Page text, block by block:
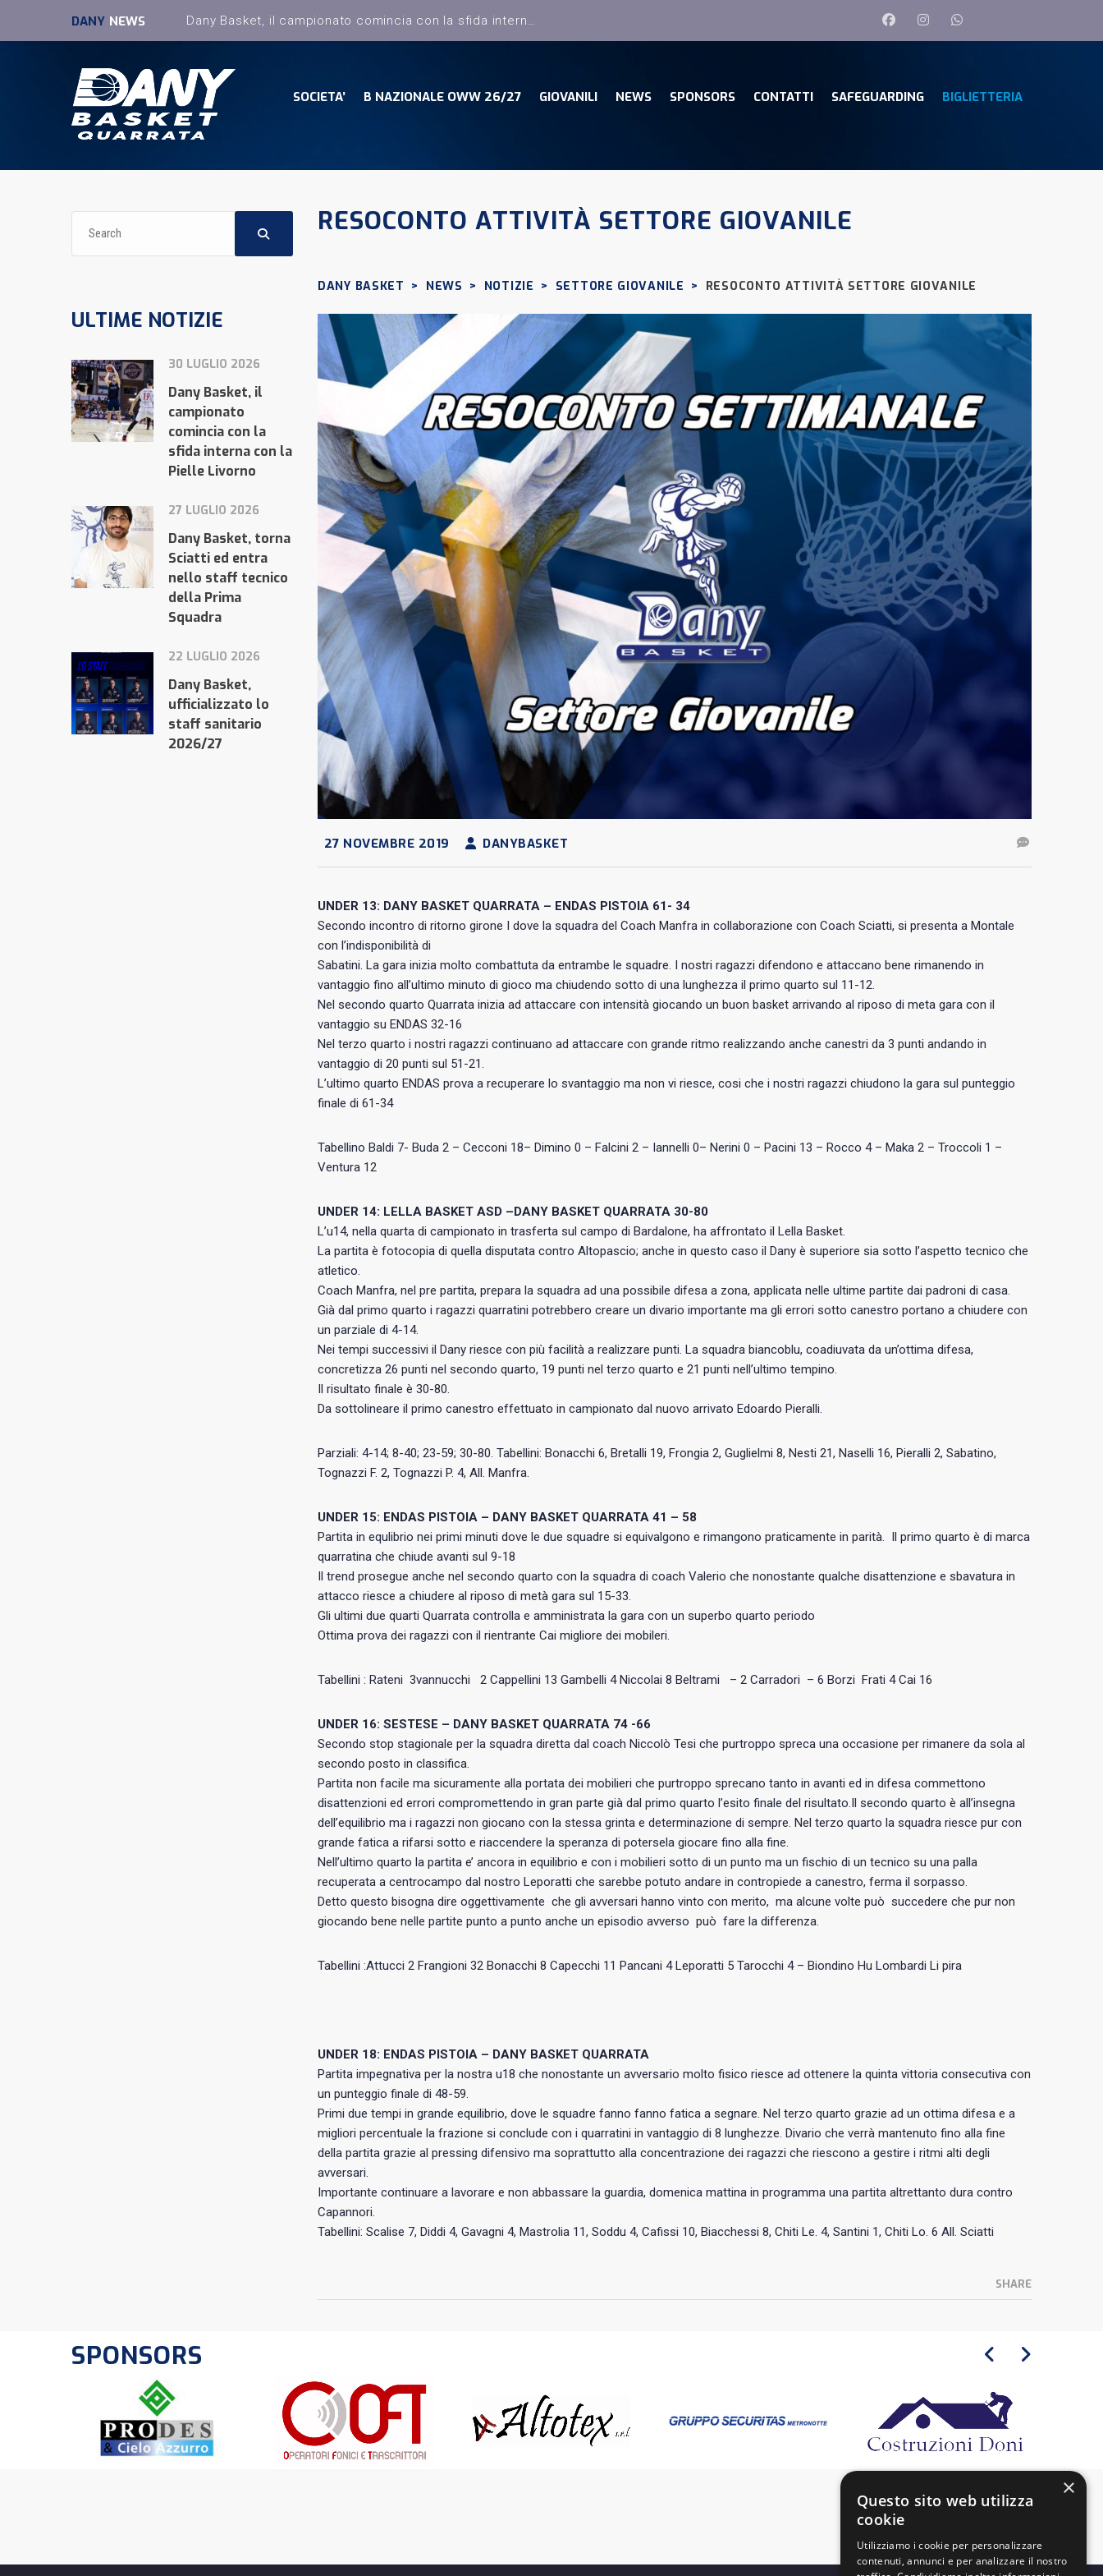
DANY NEWS
SOCIETA’ B NAZIONALE OWW 26/27 GIOVANILI NEWS SPONSORS CONTATTI SAFEGUARDING BIGLIETTERIA
RESOCONTO ATTIVITÀ SETTORE GIOVANILE
DANY BASKET > NEWS > NOTIZIE > SETTORE GIOVANILE > RESOCONTO ATTIVITÀ SETTORE GIOVANILE
27 NOVEMBRE 2019 DANYBASKET
UNDER 13: DANY BASKET QUARRATA – ENDAS PISTOIA 61- 34
Secondo incontro di ritorno girone I dove la squadra del Coach Manfra in collaborazione con Coach Sciatti, si presenta a Montale
con l’indisponibilità di
Sabatini. La gara inizia molto combattuta da entrambe le squadre. I nostri ragazzi difendono e attaccano bene rimanendo in
vantaggio fino all’ultimo minuto di gioco ma chiudendo sotto di una lunghezza il primo quarto sul 11-12.
Nel secondo quarto Quarrata inizia ad attaccare con intensità giocando un buon basket arrivando al riposo di meta gara con il
vantaggio su ENDAS 32-16
Nel terzo quarto i nostri ragazzi continuano ad attaccare con grande ritmo realizzando anche canestri da 3 punti andando in
vantaggio di 20 punti sul 51-21.
L’ultimo quarto ENDAS prova a recuperare lo svantaggio ma non vi riesce, cosi che i nostri ragazzi chiudono la gara sul punteggio
finale di 61-34
Tabellino Baldi 7- Buda 2 – Cecconi 18– Dimino 0 – Falcini 2 – Iannelli 0– Nerini 0 – Pacini 13 – Rocco 4 – Maka 2 – Troccoli 1 –
Ventura 12
UNDER 14: LELLA BASKET ASD –DANY BASKET QUARRATA 30-80
L’u14, nella quarta di campionato in trasferta sul campo di Bardalone, ha affrontato il Lella Basket.
La partita è fotocopia di quella disputata contro Altopascio; anche in questo caso il Dany è superiore sia sotto l’aspetto tecnico che
atletico.
Coach Manfra, nel pre partita, prepara la squadra ad una possibile difesa a zona, applicata nelle ultime partite dai padroni di casa.
Già dal primo quarto i ragazzi quarratini potrebbero creare un divario importante ma gli errori sotto canestro portano a chiudere con
un parziale di 4-14.
Nei tempi successivi il Dany riesce con più facilità a realizzare punti. La squadra biancoblu, coadiuvata da un’ottima difesa,
concretizza 26 punti nel secondo quarto, 19 punti nel terzo quarto e 21 punti nell’ultimo tempino.
Il risultato finale è 30-80.
Da sottolineare il primo canestro effettuato in campionato dal nuovo arrivato Edoardo Pieralli.
Parziali: 4-14; 8-40; 23-59; 30-80. Tabellini: Bonacchi 6, Bretalli 19, Frongia 2, Guglielmi 8, Nesti 21, Naselli 16, Pieralli 2, Sabatino,
Tognazzi F. 2, Tognazzi P. 4, All. Manfra.
UNDER 15: ENDAS PISTOIA – DANY BASKET QUARRATA 41 – 58
Partita in equlibrio nei primi minuti dove le due squadre si equivalgono e rimangono praticamente in parità. Il primo quarto è di marca
quarratina che chiude avanti sul 9-18
Il trend prosegue anche nel secondo quarto con la squadra di coach Valerio che nonostante qualche disattenzione e sbavatura in
attacco riesce a chiudere al riposo di metà gara sul 15-33.
Gli ultimi due quarti Quarrata controlla e amministrata la gara con un superbo quarto periodo
Ottima prova dei ragazzi con il rientrante Cai migliore dei mobileri.
Tabellini : Rateni 3vannucchi 2 Cappellini 13 Gambelli 4 Niccolai 8 Beltrami – 2 Carradori – 6 Borzi Frati 4 Cai 16
UNDER 16: SESTESE – DANY BASKET QUARRATA 74 -66
Secondo stop stagionale per la squadra diretta dal coach Niccolò Tesi che purtroppo spreca una occasione per rimanere da sola al
secondo posto in classifica.
Partita non facile ma sicuramente alla portata dei mobilieri che purtroppo sprecano tanto in avanti ed in difesa commettono
disattenzioni ed errori compromettendo in gran parte già dal primo quarto l’esito finale del risultato.Il secondo quarto è all’insegna
dell’equilibrio ma i ragazzi non giocano con la stessa grinta e determinazione di sempre. Nel terzo quarto la squadra riesce pur con
grande fatica a rifarsi sotto e riaccendere la speranza di potersela giocare fino alla fine.
Nell’ultimo quarto la partita e’ ancora in equilibrio e con i mobilieri sotto di un punto ma un fischio di un tecnico su una palla
recuperata a centrocampo dal nostro Leporatti che sarebbe potuto andare in contropiede a canestro, ferma il sorpasso.
Detto questo bisogna dire oggettivamente che gli avversari hanno vinto con merito, ma alcune volte può succedere che pur non
giocando bene nelle partite punto a punto anche un episodio avverso può fare la differenza.
Tabellini :Attucci 2 Frangioni 32 Bonacchi 8 Capecchi 11 Pancani 4 Leporatti 5 Tarocchi 4 – Biondino Hu Lombardi Li pira
UNDER 18: ENDAS PISTOIA – DANY BASKET QUARRATA
Partita impegnativa per la nostra u18 che nonostante un avversario molto fisico riesce ad ottenere la quinta vittoria consecutiva con
un punteggio finale di 48-59.
Primi due tempi in grande equilibrio, dove le squadre fanno fanno fatica a segnare. Nel terzo quarto grazie ad un ottima difesa e a
migliori percentuale la frazione si conclude con i quarratini in vantaggio di 8 lunghezze. Divario che verrà mantenuto fino alla fine
della partita grazie al pressing difensivo ma soprattutto alla concentrazione dei ragazzi che riescono a gestire i ritmi alti degli
avversari.
Importante continuare a lavorare e non abbassare la guardia, domenica mattina in programma una partita altrettanto dura contro
Capannori.
Tabellini: Scalise 7, Diddi 4, Gavagni 4, Mastrolia 11, Soddu 4, Cafissi 10, Biacchessi 8, Chiti Le. 4, Santini 1, Chiti Lo. 6 All. Sciatti
SHARE
ULTIME NOTIZIE
30 LUGLIO 2026
Dany Basket, il
campionato
comincia con la
sfida interna con la
Pielle Livorno
27 LUGLIO 2026
Dany Basket, torna
Sciatti ed entra
nello staff tecnico
della Prima
Squadra
22 LUGLIO 2026
Dany Basket,
ufficializzato lo
staff sanitario
2026/27
SPONSORS
×
Questo sito web utilizza
cookie
Utilizziamo i cookie per personalizzare
contenuti, annunci e per analizzare il nostro